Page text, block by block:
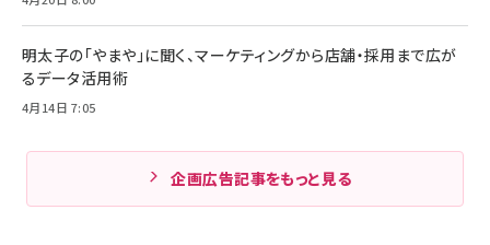
明太子の「やまや」に聞く、マーケティングから店舗・採用まで広が
るデータ活用術
4月14日 7:05
企画広告記事をもっと見る